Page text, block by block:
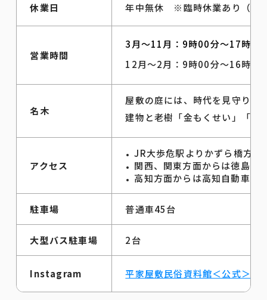
休業日 年中無休 ※臨時休業あり（
営業時間
3月～11月：9時00分～17時00
12月～2月：9時00分～16時00
名木
屋敷の庭には、時代を見守り続
建物と老樹「金もくせい」「
アクセス
JR大歩危駅よりかずら橋方面
関西、関東方面からは徳島自
高知方面からは高知自動車道
駐車場 普通車45台
大型バス駐車場 2台
Instagram 平家屋敷民俗資料館＜公式＞